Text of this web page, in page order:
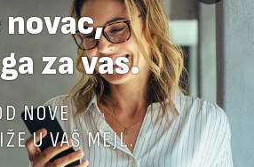
molimo vas da se upoznate sa
novac,
za vas.
NOVE
U VAŠ MEJL.